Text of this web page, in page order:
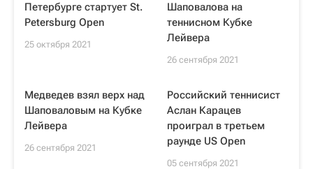
Петербурге стартует St.
Petersburg Open
25 октября 2021
Шаповалова на
теннисном Кубке
Лейвера
26 сентября 2021
Медведев взял верх над
Шаповаловым на Кубке
Лейвера
26 сентября 2021
Российский теннисист
Аслан Карацев
проиграл в третьем
раунде US Open
05 сентября 2021